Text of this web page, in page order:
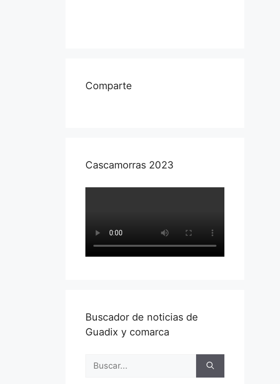
Comparte
Cascamorras 2023
Buscador de noticias de
Guadix y comarca
Buscar: